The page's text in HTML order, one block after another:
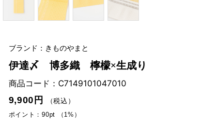
ブランド：きものやまと
伊達〆 博多織 檸檬×生成り
商品コード： C7149101047010
9,900円
（税込）
ポイント：90pt （1%）